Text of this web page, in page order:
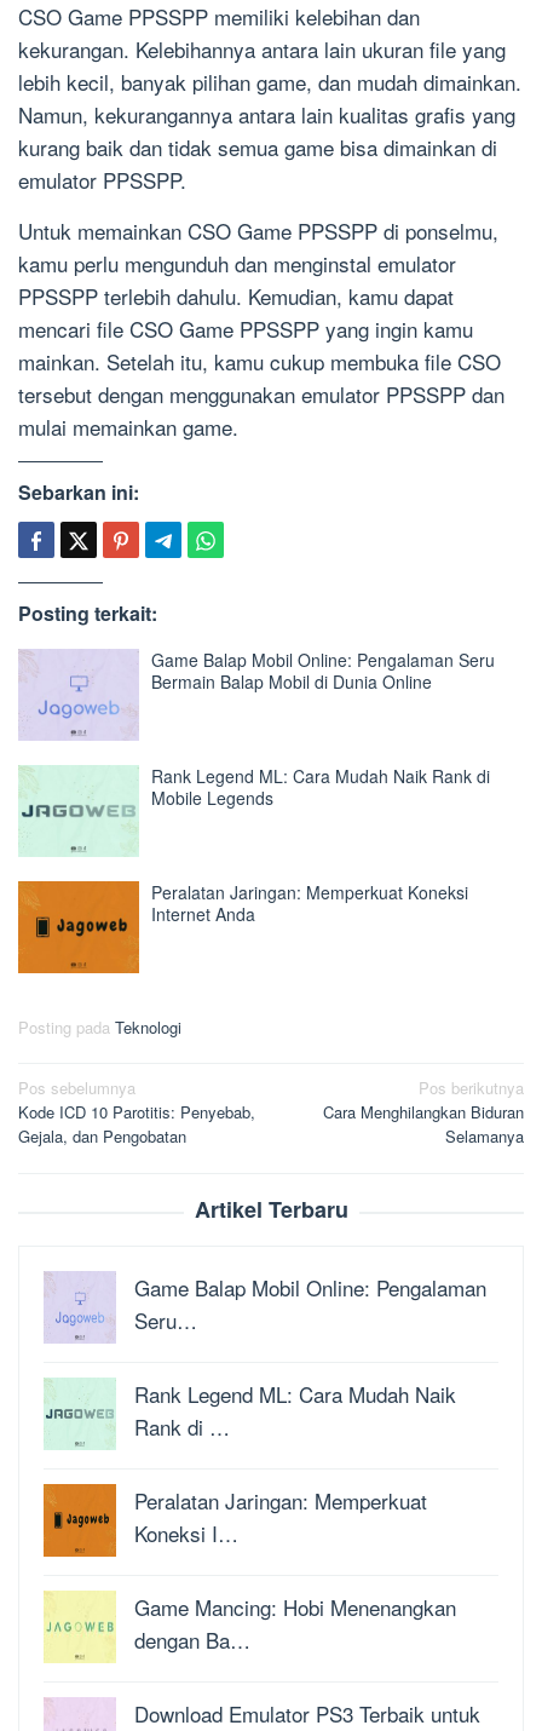
CSO Game PPSSPP memiliki kelebihan dan
kekurangan. Kelebihannya antara lain ukuran file yang
lebih kecil, banyak pilihan game, dan mudah dimainkan.
Namun, kekurangannya antara lain kualitas grafis yang
kurang baik dan tidak semua game bisa dimainkan di
emulator PPSSPP.
Untuk memainkan CSO Game PPSSPP di ponselmu,
kamu perlu mengunduh dan menginstal emulator
PPSSPP terlebih dahulu. Kemudian, kamu dapat
mencari file CSO Game PPSSPP yang ingin kamu
mainkan. Setelah itu, kamu cukup membuka file CSO
tersebut dengan menggunakan emulator PPSSPP dan
mulai memainkan game.
Sebarkan ini:
Posting terkait:
Game Balap Mobil Online: Pengalaman Seru
Bermain Balap Mobil di Dunia Online
Rank Legend ML: Cara Mudah Naik Rank di
Mobile Legends
Peralatan Jaringan: Memperkuat Koneksi
Internet Anda
Posting pada Teknologi
Navigasi
pos
Pos sebelumnya
Kode ICD 10 Parotitis: Penyebab,
Gejala, dan Pengobatan
Pos berikutnya
Cara Menghilangkan Biduran
Selamanya
Artikel Terbaru
Game Balap Mobil Online: Pengalaman
Seru…
Rank Legend ML: Cara Mudah Naik
Rank di …
Peralatan Jaringan: Memperkuat
Koneksi I…
Game Mancing: Hobi Menenangkan
dengan Ba…
Download Emulator PS3 Terbaik untuk